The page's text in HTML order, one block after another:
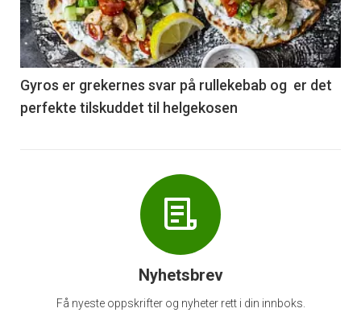
nå
-
6
Gyros er grekernes svar på rullekebab og er det
perfekte tilskuddet til helgekosen
Nyhetsbrev
Få nyeste oppskrifter og nyheter rett i din innboks.